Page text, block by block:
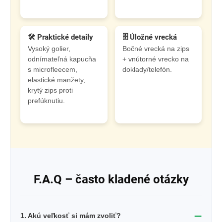
🛠️ Praktické detaily
Vysoký golier,
odnímateľná kapucňa
s microfleecem,
elastické manžety,
krytý zips proti
prefúknutiu.
🗄️ Úložné vrecká
Bočné vrecká na zips
+ vnútorné vrecko na
doklady/telefón.
F.A.Q – často kladené otázky
1. Akú veľkosť si mám zvoliť? ➖